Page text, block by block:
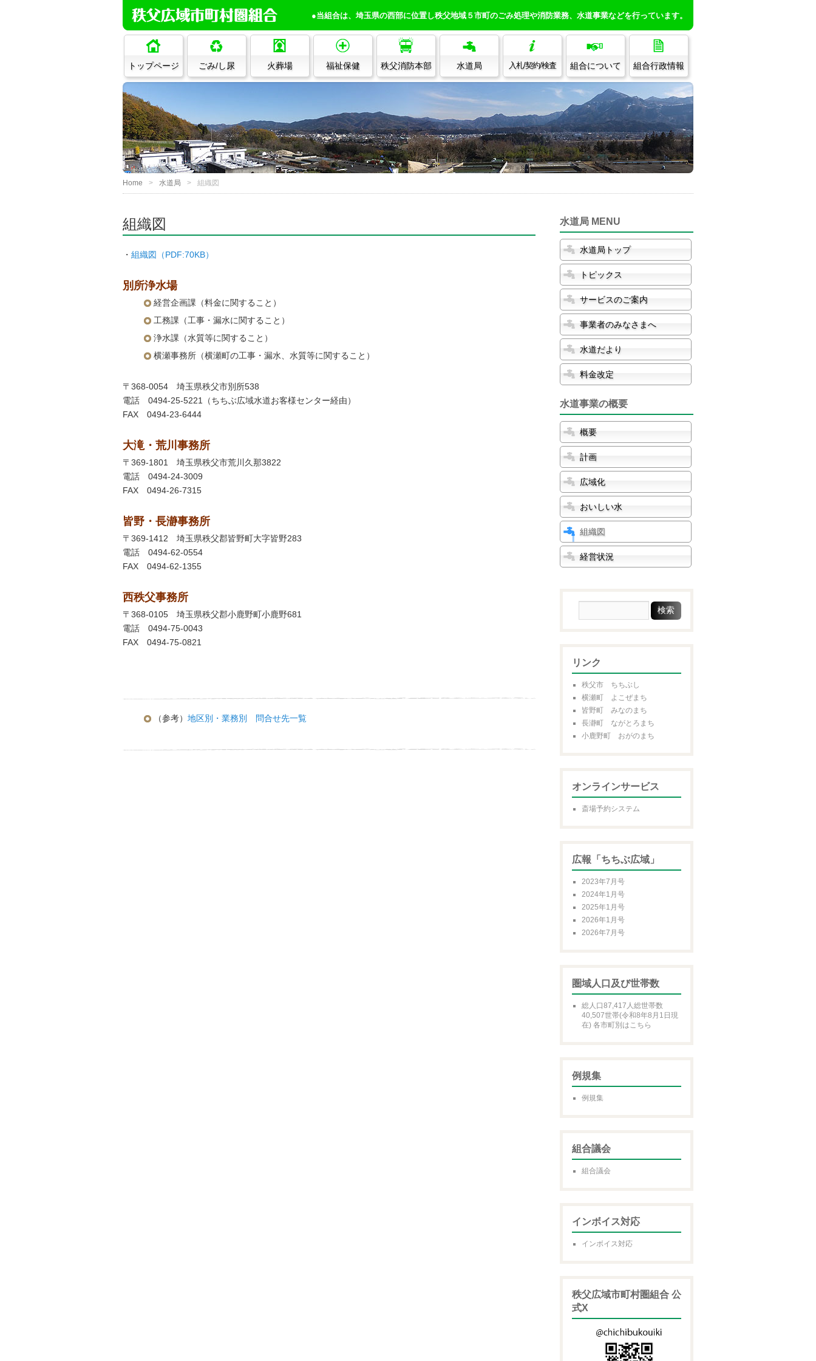
●当組合は、埼玉県の西部に位置し秩父地域５市町のごみ処理や消防業務、水道事業などを行っています。
トップページ ごみ/し尿 火葬場 福祉保健 秩父消防本部 水道局 入札/契約/検査 組合について 組合行政情報
Home 水道局 組織図
組織図
・ 組織図（PDF:70KB）
別所浄水場
経営企画課（料金に関すること）
工務課（工事・漏水に関すること）
浄水課（水質等に関すること）
横瀬事務所（横瀬町の工事・漏水、水質等に関すること）
〒368-0054 埼玉県秩父市別所538
電話 0494-25-5221（ちちぶ広域水道お客様センター経由）
FAX 0494-23-6444
大滝・荒川事務所
〒369-1801 埼玉県秩父市荒川久那3822
電話 0494-24-3009
FAX 0494-26-7315
皆野・長瀞事務所
〒369-1412 埼玉県秩父郡皆野町大字皆野283
電話 0494-62-0554
FAX 0494-62-1355
西秩父事務所
〒368-0105 埼玉県秩父郡小鹿野町小鹿野681
電話 0494-75-0043
FAX 0494-75-0821
（参考） 地区別・業務別 問合せ先一覧
水道局 MENU
水道局トップ
トピックス
サービスのご案内
事業者のみなさまへ
水道だより
料金改定
水道事業の概要
概要
計画
広域化
おいしい水
組織図
経営状況
リンク
秩父市 ちちぶし
横瀬町 よこぜまち
皆野町 みなのまち
長瀞町 ながとろまち
小鹿野町 おがのまち
オンラインサービス
斎場予約システム
広報「ちちぶ広域」
2023年7月号
2024年1月号
2025年1月号
2026年1月号
2026年7月号
圏域人口及び世帯数
総人口87,417人総世帯数
40,507世帯(令和8年8月1日現
在) 各市町別はこちら
例規集
例規集
組合議会
組合議会
インボイス対応
インボイス対応
秩父広域市町村圏組合 公
式X